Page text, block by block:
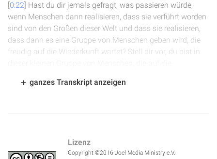
[0:22] Hast du dir jemals gefragt, was passieren würde,
wenn Menschen dann realisieren, dass sie verführt worden
sind von den Großen dieser Welt und dass sie realisieren,
dass dann es eine Gruppe von Menschen geben wird, die
freudig auf die Wiederkunft wartet? Stell dir vor, du bist in
Freunde, Nachbarn, Bekannten, die in Verzweiflung
haben, dass wir so wie Daniel, auch wenn wir vielleicht
angegriffen werden, wenn man uns komisch anschaut,
ganzes Transkript anzeigen
Lizenz
Copyright ©2016 Joel Media Ministry e.V.